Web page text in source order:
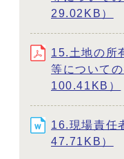
29.02KB）
15.土地の所
等について
100.41KB）
16.現場責任
47.71KB）